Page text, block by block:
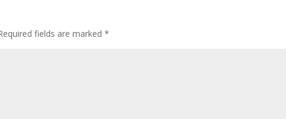
fields are marked*